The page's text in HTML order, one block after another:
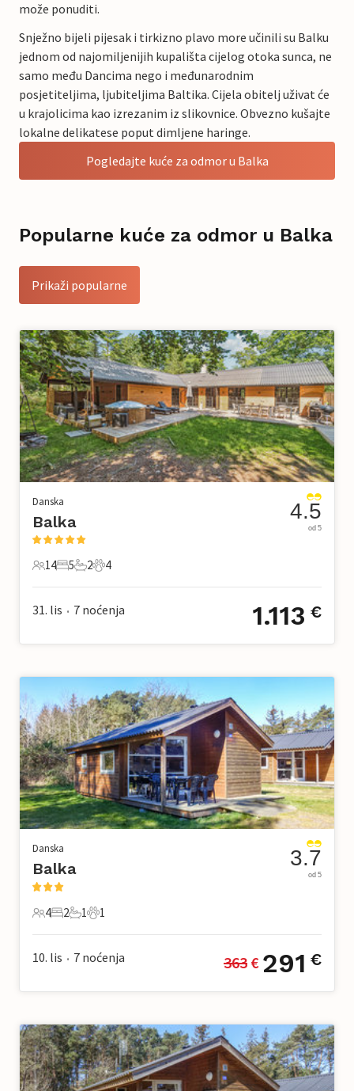
može ponuditi.
Snježno bijeli pijesak i tirkizno plavo more učinili su Balku
jednom od najomiljenijih kupališta cijelog otoka sunca, ne
samo među Dancima nego i međunarodnim
posjetiteljima, ljubiteljima Baltika. Cijela obitelj uživat će
u krajolicima kao izrezanim iz slikovnice. Obvezno kušajte
lokalne delikatese poput dimljene haringe.
Pogledajte kuće za odmor u Balka
Popularne kuće za odmor u Balka
Prikaži popularne
Danska
Balka
14 Gosti
14
5 Spavaće sobe
5
2 Kupaonice
2
4 Kućni ljubimac
4
4.5
od 5
31. lis • 7 noćenja 1.113 €
Danska
Balka
4 Gosti
4
2 Spavaće sobe
2
1 Kupaonica
1
1 Kućni ljubimac
1
3.7
od 5
10. lis • 7 noćenja 363 € 291 €